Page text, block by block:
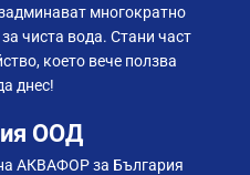
многократно
чиста вода. Стани част
което вече ползва
днес!
ООД
АКВАФОР за България